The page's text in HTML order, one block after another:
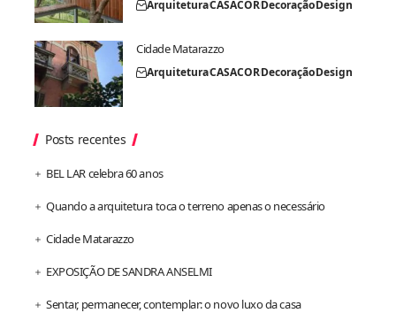
ArquiteturaCASACORDecoraçãoDesign
Cidade Matarazzo
ArquiteturaCASACORDecoraçãoDesign
Posts recentes
BEL LAR celebra 60 anos
Quando a arquitetura toca o terreno apenas o necessário
Cidade Matarazzo
EXPOSIÇÃO DE SANDRA ANSELMI
Sentar, permanecer, contemplar: o novo luxo da casa